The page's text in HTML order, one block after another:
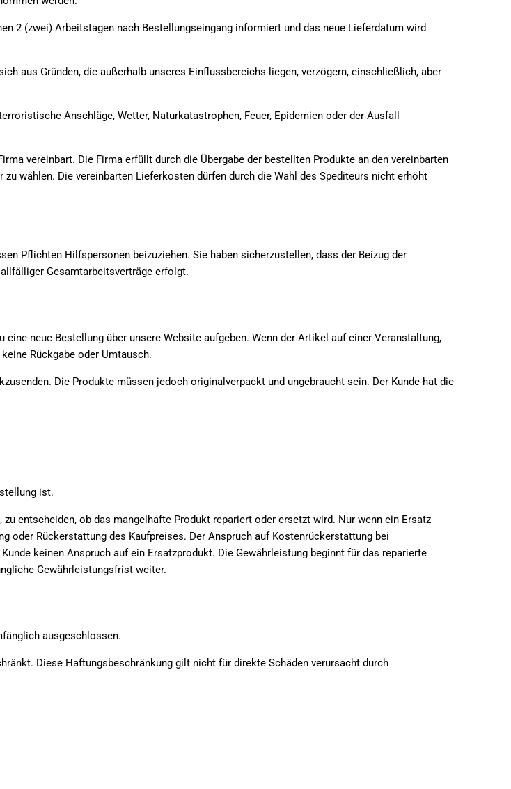
2 (zwei) Arbeitstagen nach Bestellungseingang informiert und das neue Lieferdatum wird
aus Gründen, die außerhalb unseres Einflussbereichs liegen, verzögern, einschließlich, aber
Anschläge, Wetter, Naturkatastrophen, Feuer, Epidemien oder der Ausfall
vereinbart. Die Firma erfüllt durch die Übergabe der bestellten Produkte an den vereinbarten
wählen. Die vereinbarten Lieferkosten dürfen durch die Wahl des Spediteurs nicht erhöht
Pflichten Hilfspersonen beizuziehen. Sie haben sicherzustellen, dass der Beizug der
Gesamtarbeitsverträge erfolgt.
neue Bestellung über unsere Website aufgeben. Wenn der Artikel auf einer Veranstaltung,
Rückgabe oder Umtausch.
Die Produkte müssen jedoch originalverpackt und ungebraucht sein. Der Kunde hat die
ist.
entscheiden, ob das mangelhafte Produkt repariert oder ersetzt wird. Nur wenn ein Ersatz
oder Rückerstattung des Kaufpreises. Der Anspruch auf Kostenrückerstattung bei
keinen Anspruch auf ein Ersatzprodukt. Die Gewährleistung beginnt für das reparierte
Gewährleistungsfrist weiter.
ausgeschlossen.
Diese Haftungsbeschränkung gilt nicht für direkte Schäden verursacht durch